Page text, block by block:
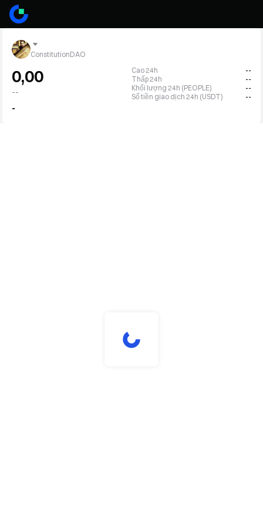
ConstitutionDAO
0,00
--
-
Cao 24h
--
Thấp 24h
--
Khối lượng 24h (PEOPLE)
--
Số tiền giao dịch 24h (USDT)
--